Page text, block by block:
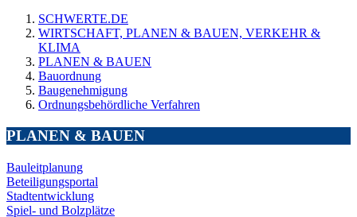
SCHWERTE.DE
WIRTSCHAFT, PLANEN & BAUEN, VERKEHR &
KLIMA
PLANEN & BAUEN
Bauordnung
Baugenehmigung
Ordnungsbehördliche Verfahren
PLANEN & BAUEN
Bauleitplanung
Beteiligungsportal
Stadtentwicklung
Spiel- und Bolzplätze